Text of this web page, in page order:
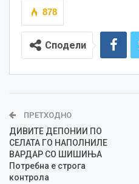
878
Сподели
ПРЕТХОДНО
ДИВИТЕ ДЕПОНИИ ПО
СЕЛАТА ГО НАПОЛНИЛЕ
ВАРДАР СО ШИШИЊА
Потребна е строга
контрола